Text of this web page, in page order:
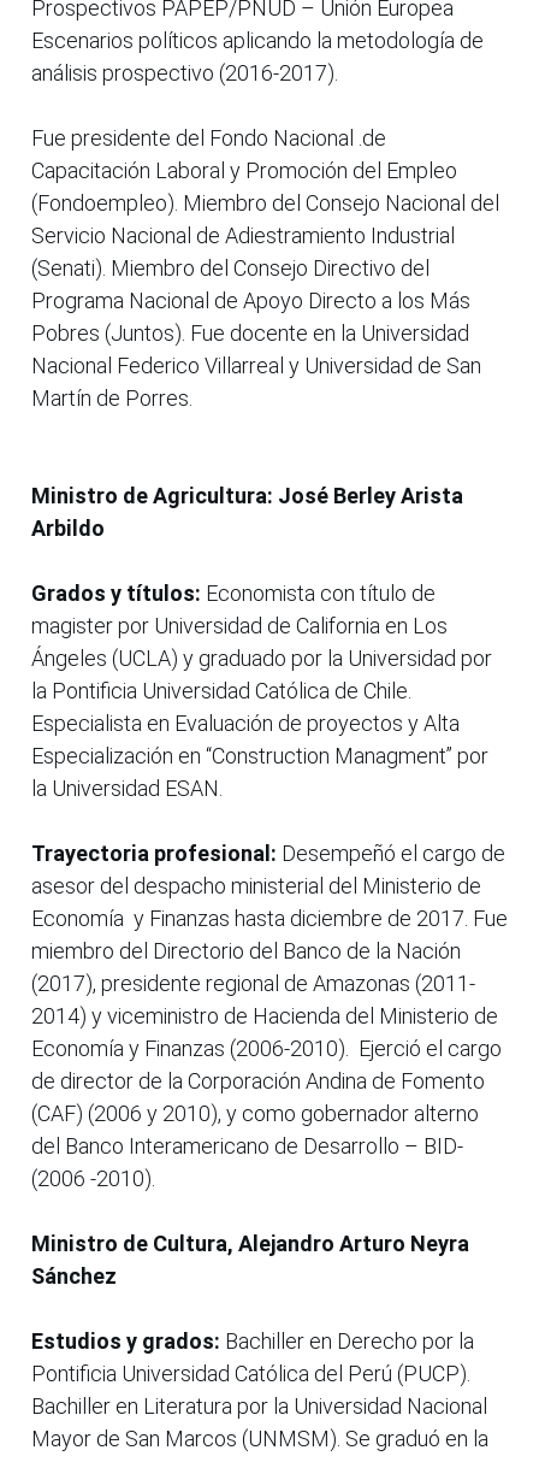
Prospectivos PAPEP/PNUD – Unión Europea
Escenarios políticos aplicando la metodología de
análisis prospectivo (2016-2017).
Fue presidente del Fondo Nacional .de
Capacitación Laboral y Promoción del Empleo
(Fondoempleo). Miembro del Consejo Nacional del
Servicio Nacional de Adiestramiento Industrial
(Senati). Miembro del Consejo Directivo del
Programa Nacional de Apoyo Directo a los Más
Pobres (Juntos). Fue docente en la Universidad
Nacional Federico Villarreal y Universidad de San
Martín de Porres.
Ministro de Agricultura: José Berley Arista
Arbildo
Grados y títulos: Economista con título de
magister por Universidad de California en Los
Ángeles (UCLA) y graduado por la Universidad por
la Pontificia Universidad Católica de Chile.
Especialista en Evaluación de proyectos y Alta
Especialización en “Construction Managment” por
la Universidad ESAN.
Trayectoria profesional: Desempeñó el cargo de
asesor del despacho ministerial del Ministerio de
Economía y Finanzas hasta diciembre de 2017. Fue
miembro del Directorio del Banco de la Nación
(2017), presidente regional de Amazonas (2011-
2014) y viceministro de Hacienda del Ministerio de
Economía y Finanzas (2006-2010). Ejerció el cargo
de director de la Corporación Andina de Fomento
(CAF) (2006 y 2010), y como gobernador alterno
del Banco Interamericano de Desarrollo – BID-
(2006 -2010).
Ministro de Cultura, Alejandro Arturo Neyra
Sánchez
Estudios y grados: Bachiller en Derecho por la
Pontificia Universidad Católica del Perú (PUCP).
Bachiller en Literatura por la Universidad Nacional
Mayor de San Marcos (UNMSM). Se graduó en la